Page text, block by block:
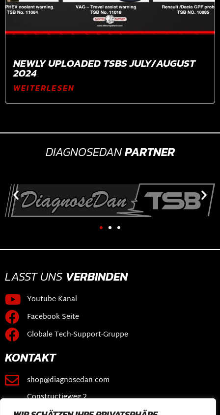
NEWLY UPLOADED TSBS JULY/AUGUST
2024
WEITERLESEN
DIAGNOSEDANPARTNER
LASST UNS VERBINDEN
Youtube Kanal
Facebook Seite
Globale Tech-Support-Gruppe
KONTAKT
shop@diagnosedan.com
Constructieweg 2
3641 SB Mijdrecht